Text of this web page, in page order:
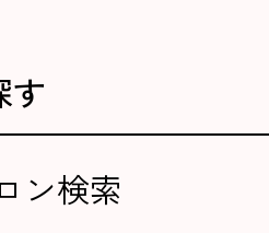
す
ン検索